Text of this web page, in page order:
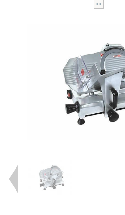
>>